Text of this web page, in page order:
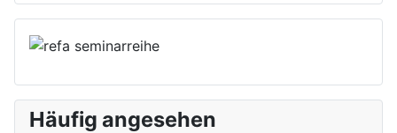
Häufig angesehen